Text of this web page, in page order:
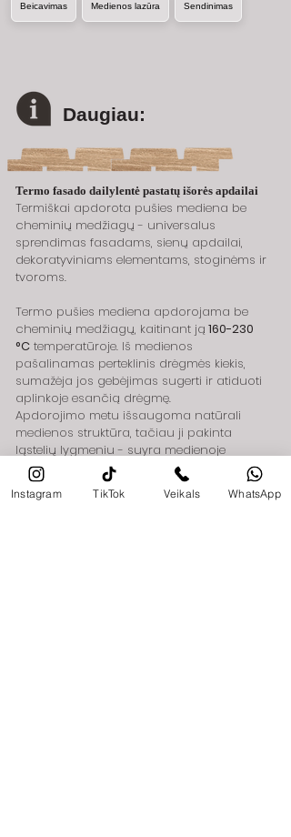
Beicavimas Medienos lazūra Sendinimas
Daugiau:
Termo fasado dailylentė pastatų išorės apdailai
Termiškai apdorota pušies mediena be
cheminių medžiagų - universalus
sprendimas fasadams, sienų apdailai,
dekoratyviniams elementams, stoginėms ir
tvoroms.
Termo pušies mediena apdorojama be
cheminių medžiagų, kaitinant ją 160-230
°C temperatūroje. Iš medienos
pašalinamas perteklinis drėgmės kiekis,
sumažėja jos gebėjimas sugerti ir atiduoti
aplinkoje esančią drėgmę.
Apdorojimo metu išsaugoma natūrali
medienos struktūra, tačiau ji pakinta
ląstelių lygmeniu - suyra medienoje
esantys cukrūs ir maistinės medžiagos.
Savybės:
Instagram TikTok Veikals WhatsApp